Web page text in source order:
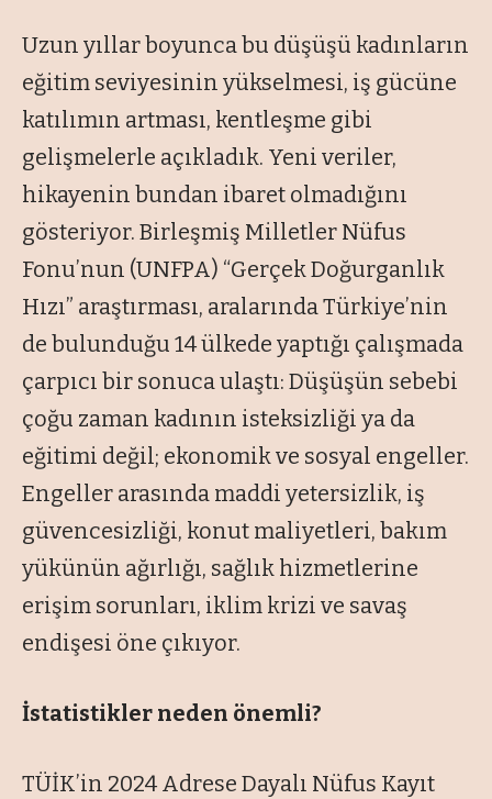
Uzun yıllar boyunca bu düşüşü kadınların
eğitim seviyesinin yükselmesi, iş gücüne
katılımın artması, kentleşme gibi
gelişmelerle açıkladık. Yeni veriler,
hikayenin bundan ibaret olmadığını
gösteriyor. Birleşmiş Milletler Nüfus
Fonu’nun (UNFPA) “Gerçek Doğurganlık
Hızı” araştırması, aralarında Türkiye’nin
de bulunduğu 14 ülkede yaptığı çalışmada
çarpıcı bir sonuca ulaştı: Düşüşün sebebi
çoğu zaman kadının isteksizliği ya da
eğitimi değil; ekonomik ve sosyal engeller.
Engeller arasında maddi yetersizlik, iş
güvencesizliği, konut maliyetleri, bakım
yükünün ağırlığı, sağlık hizmetlerine
erişim sorunları, iklim krizi ve savaş
endişesi öne çıkıyor.
İstatistikler neden önemli?
TÜİK’in 2024 Adrese Dayalı Nüfus Kayıt